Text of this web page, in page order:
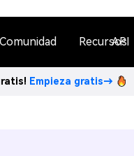
Comunidad Recursos
API
Empieza gratis→